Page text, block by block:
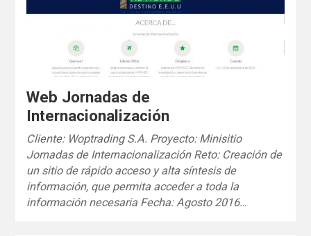
Web Jornadas de
Internacionalización
Cliente: Woptrading S.A. Proyecto: Minisitio
Jornadas de Internacionalización Reto: Creación de
un sitio de rápido acceso y alta síntesis de
información, que permita acceder a toda la
información necesaria Fecha: Agosto 2016…